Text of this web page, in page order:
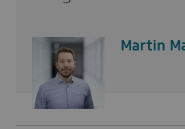
Martin